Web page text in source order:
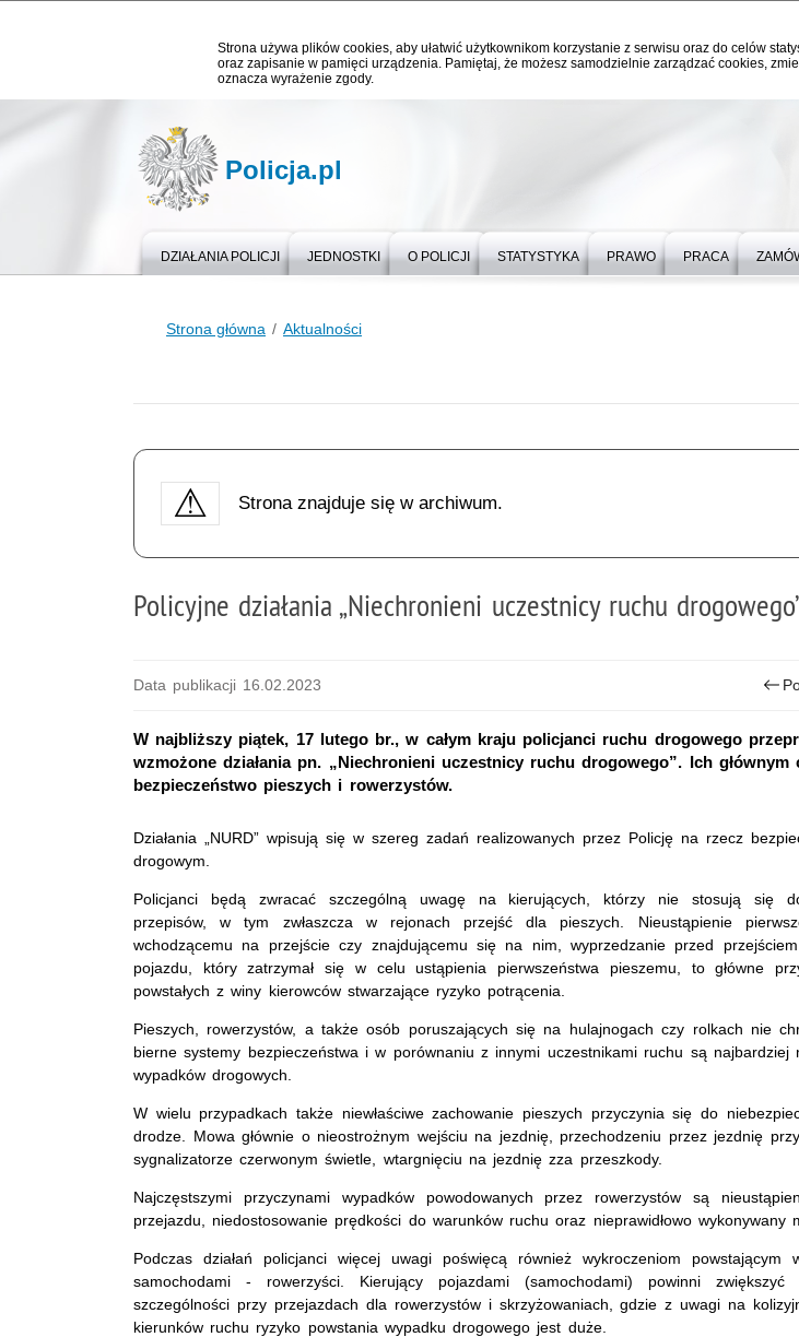
Strona używa plików cookies, aby ułatwić użytkownikom korzystanie z serwisu oraz do celów
oraz zapisanie w pamięci urządzenia. Pamiętaj, że możesz samodzielnie zarządzać cookies,
oznacza wyrażenie zgody.
Policja.pl
DZIAŁANIA POLICJI JEDNOSTKI O POLICJI STATYSTYKA PRAWO PRACA
Strona główna Aktualności
Strona znajduje się w archiwum.
Policyjne działania „Niechronieni uczestnicy ruchu
Data publikacji 16.02.2023
W najbliższy piątek, 17 lutego br., w całym kraju policjanci ruchu drogowego
wzmożone działania pn. „Niechronieni uczestnicy ruchu drogowego”. Ich głównym
bezpieczeństwo pieszych i rowerzystów.
Działania „NURD” wpisują się w szereg zadań realizowanych przez Policję na rzecz
drogowym.
Policjanci będą zwracać szczególną uwagę na kierujących, którzy nie stosują się
przepisów, w tym zwłaszcza w rejonach przejść dla pieszych. Nieustąpienie
wchodzącemu na przejście czy znajdującemu się na nim, wyprzedzanie przed
pojazdu, który zatrzymał się w celu ustąpienia pierwszeństwa pieszemu, to główne
powstałych z winy kierowców stwarzające ryzyko potrącenia.
Pieszych, rowerzystów, a także osób poruszających się na hulajnogach czy rolkach nie
bierne systemy bezpieczeństwa i w porównaniu z innymi uczestnikami ruchu są najbardziej
wypadków drogowych.
W wielu przypadkach także niewłaściwe zachowanie pieszych przyczynia się do
drodze. Mowa głównie o nieostrożnym wejściu na jezdnię, przechodzeniu przez jezdnię
sygnalizatorze czerwonym świetle, wtargnięciu na jezdnię zza przeszkody.
Najczęstszymi przyczynami wypadków powodowanych przez rowerzystów są
przejazdu, niedostosowanie prędkości do warunków ruchu oraz nieprawidłowo wykonywany
Podczas działań policjanci więcej uwagi poświęcą również wykroczeniom powstającym
samochodami - rowerzyści. Kierujący pojazdami (samochodami) powinni
szczególności przy przejazdach dla rowerzystów i skrzyżowaniach, gdzie z uwagi na
kierunków ruchu ryzyko powstania wypadku drogowego jest duże.